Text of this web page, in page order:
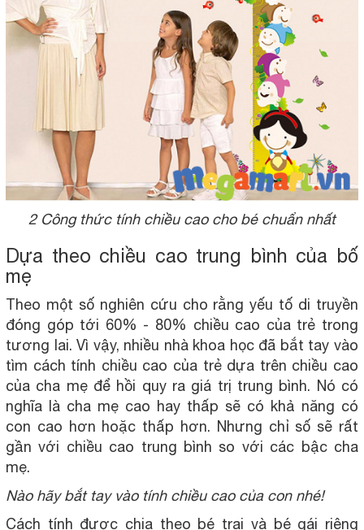
2 Công thức tính chiều cao cho bé chuẩn nhất
Dựa theo chiều cao trung bình của bố
mẹ
Theo một số nghiên cứu cho rằng yếu tố di truyền
đóng góp tới 60% - 80% chiều cao của trẻ trong
tương lai. Vì vậy, nhiều nhà khoa học đã bắt tay vào
tìm cách tính chiều cao của trẻ dựa trên chiều cao
của cha mẹ để hồi quy ra giá trị trung bình. Nó có
nghĩa là cha mẹ cao hay thấp sẽ có khả năng có
con cao hơn hoặc thấp hơn. Nhưng chỉ số sẽ rất
gần với chiều cao trung bình so với các bậc cha
mẹ.
Nào hãy bắt tay vào tính chiều cao của con nhé!
Cách tính được chia theo bé trai và bé gái riêng